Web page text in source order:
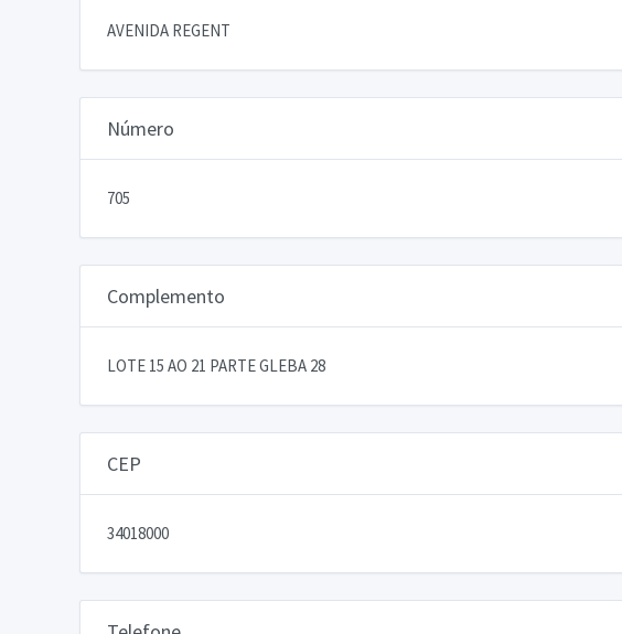
AVENIDA REGENT
Número
705
Complemento
LOTE 15 AO 21 PARTE GLEBA 28
CEP
34018000